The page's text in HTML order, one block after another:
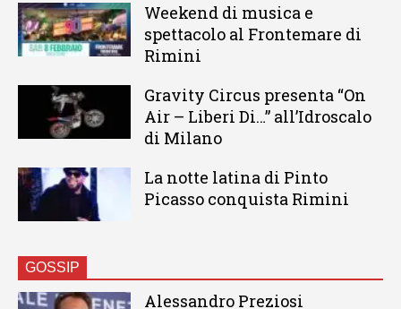
Weekend di musica e
spettacolo al Frontemare di
Rimini
Gravity Circus presenta “On
Air – Liberi Di…” all’Idroscalo
di Milano
La notte latina di Pinto
Picasso conquista Rimini
GOSSIP
Alessandro Preziosi